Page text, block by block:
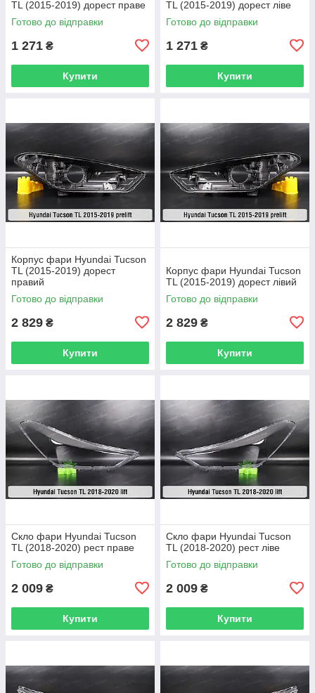
TL (2015-2019) дорест праве
Готово до відправки
1 271 ₴
Купити
TL (2015-2019) дорест ліве
Готово до відправки
1 271 ₴
Купити
Корпус фари Hyundai Tucson
TL (2015-2019) дорест
правий
Готово до відправки
2 829 ₴
Купити
Корпус фари Hyundai Tucson
TL (2015-2019) дорест лівий
Готово до відправки
2 829 ₴
Купити
Скло фари Hyundai Tucson
TL (2018-2020) рест праве
Готово до відправки
2 009 ₴
Купити
Скло фари Hyundai Tucson
TL (2018-2020) рест ліве
Готово до відправки
2 009 ₴
Купити